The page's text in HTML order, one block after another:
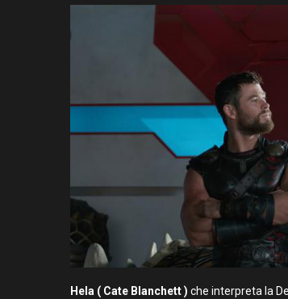
Hela ( Cate Blanchett ) che interpreta la